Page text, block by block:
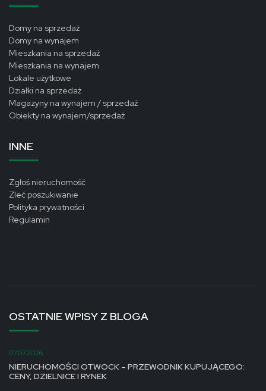
Domy na sprzedaż
Domy na wynajem
Mieszkania na sprzedaż
Mieszkania na wynajem
Lokale użytkowe
Działki na sprzedaż
Magazyny na wynajem / sprzedaż
Obiekty na wynajem/sprzedaż
INNE
Zgłoś nieruchomość
Zleć poszukiwanie
Polityka prywatności
Regulamin
OSTATNIE WPISY Z BLOGA
07.07.2026
NIERUCHOMOŚCI OTWOCK – PRZEWODNIK KUPUJĄCEGO:
CENY, DZIELNICE I RYNEK